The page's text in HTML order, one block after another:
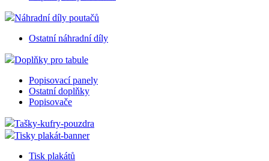
Náhradní díly poutačů
Ostatní náhradní díly
Doplňky pro tabule
Popisovací panely
Ostatní doplňky
Popisovače
Tašky-kufry-pouzdra
Tisky plakát-banner
Tisk plakátů